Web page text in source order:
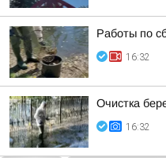
Работы по
16:32
Очистка
16:32